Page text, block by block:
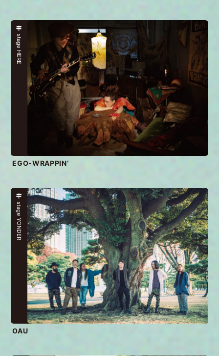
stage HERE
EGO-WRAPPIN’
stage YONDER
OAU